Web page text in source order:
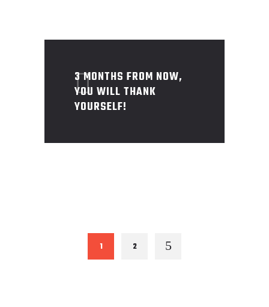
3 MONTHS FROM NOW,
YOU WILL THANK
YOURSELF!
1 2